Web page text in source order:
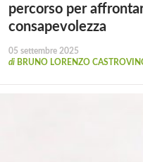
percorso per
consapevolezza
05 settembre 2025
di BRUNO LORENZO